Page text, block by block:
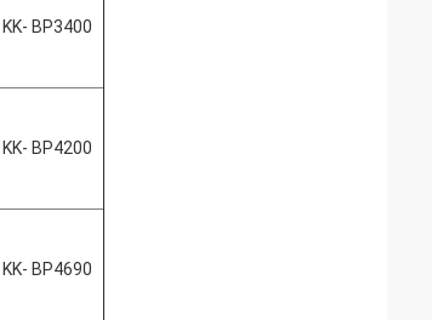
KK- BP3400
KK- BP4200
KK- BP4690